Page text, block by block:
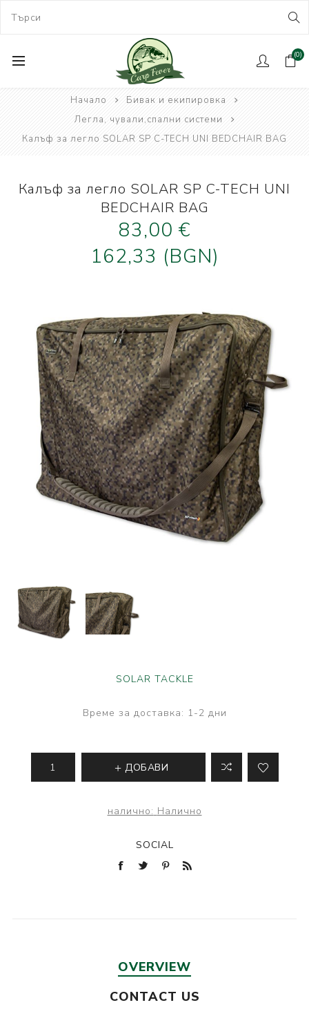
(0)
Начало
Бивак и екипировка
Легла, чували,спални системи
Калъф за легло SOLAR SP C-TECH UNI BEDCHAIR BAG
Калъф за легло SOLAR SP C-TECH UNI
BEDCHAIR BAG
83,00 €
162,33 (BGN)
SOLAR TACKLE
Време за доставка: 1-2 дни
ДОБАВИ
налично: Налично
SOCIAL
OVERVIEW
CONTACT US